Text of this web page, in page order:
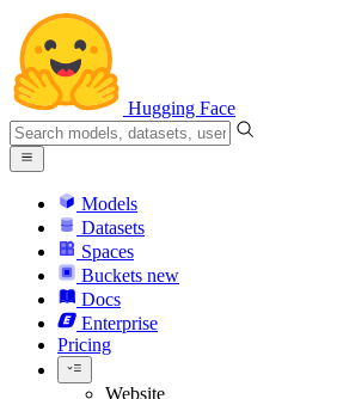
Hugging Face
Models
Datasets
Spaces
Buckets new
Docs
Enterprise
Pricing
Website